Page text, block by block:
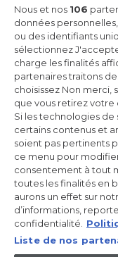
CANDY HOOVER
Via Comolli, 57 - 20861
ADMINISTRATIFS : Via
Brugherio (MB) et Via
Italie - Tél. :
35 000 000,00 € iv -
registre du commerce
- Numéro de TVA
Autorisation IT AEOF
gestion et de
FR / Français
Nous et nos 106
données
ou des identifiants
sélectionnez
charge les finalités
partenaires traitons
choisissez Non
que vous retirez votre
Si les technologies de
certains contenus et
soient pas pertinents
ce menu pour
consentement à tout
toutes les finalités en
aurons un effet sur
d’informations,
confidentialité.
Liste de nos